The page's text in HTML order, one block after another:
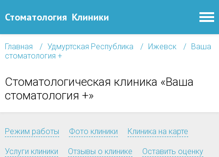
Стоматология Клиники
Главная Удмуртская Республика Ижевск
Ваша
стоматология +
Стоматологическая клиника «Ваша
стоматология +»
Режим работы Фото клиники Клиника на карте
Услуги клиники Отзывы о клинике Оставить оценку